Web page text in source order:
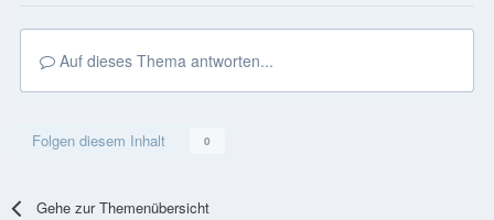
Auf dieses Thema antworten...
Folgen diesem Inhalt 0
Gehe zur Themenübersicht